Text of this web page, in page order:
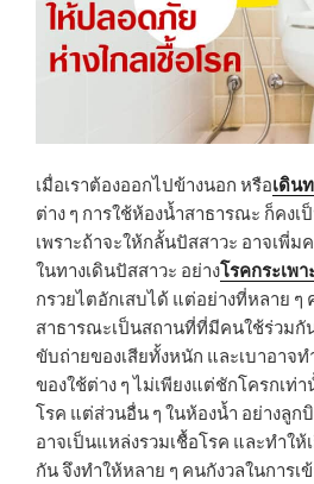
เมื่อเราต้องออกไปข้างนอก หรือเดิน
ต่าง ๆ การใช้ห้องน้ำสาธารณะ ก็คงเ
เพราะถ้าจะให้กลั้นปัสสาวะ อาจเพี่ม
ในทางเดินปัสสาวะ อย่างโรคกระเพ
กรวยไตอักเสบได้ แต่อย่างที่หลาย ๆ
สาธารณะเป็นสถานที่ที่มีคนใช้ร่วมกั
ขับถ่ายของเสียทั้งหนัก และเบาอาจ
ของใช้ต่าง ๆ ไม่เพียงแต่ชักโครกเท่
โรค แต่ส่วนอื่น ๆ ในห้องน้ำ อย่างลูก
อาจเป็นแหล่งรวมเชื้อโรค และทำให้
กัน จึงทำให้หลาย ๆ คนกังวลในการ